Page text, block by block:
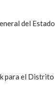
del Estado
para el Distrito